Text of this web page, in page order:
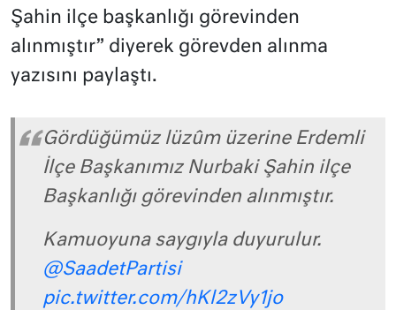
Şahin ilçe başkanlığı görevinden
alınmıştır” diyerek görevden alınma
yazısını paylaştı.
Gördüğümüz lüzûm üzerine Erdemli
İlçe Başkanımız Nurbaki Şahin ilçe
Başkanlığı görevinden alınmıştır.
Kamuoyuna saygıyla duyurulur.
@SaadetPartisi
pic.twitter.com/hKl2zVy1jo